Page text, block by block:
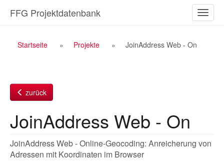
Inhalt
ein-/
FFG Projektdatenbank
Breadcrumb
Startseite Projekte JoinAddress Web - On
zurück
JoinAddress Web - On
JoinAddress Web - Online-Geocoding: Anreicherung von
Adressen mit Koordinaten im Browser